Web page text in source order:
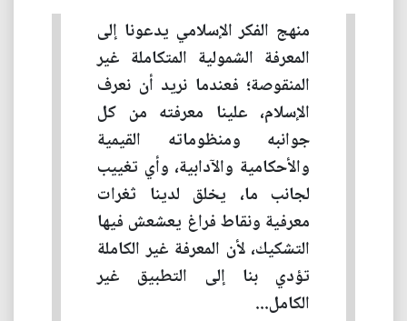
منهج الفكر الإسلامي يدعونا إلى
المعرفة الشمولية المتكاملة غير
المنقوصة؛ فعندما نريد أن نعرف
الإسلام، علينا معرفته من كل
جوانبه ومنظوماته القيمية
والأحكامية والآدابية، وأي تغييب
لجانب ما، يخلق لدينا ثغرات
معرفية ونقاط فراغ يعشعش فيها
التشكيك، لأن المعرفة غير الكاملة
تؤدي بنا إلى التطبيق غير
الكامل...